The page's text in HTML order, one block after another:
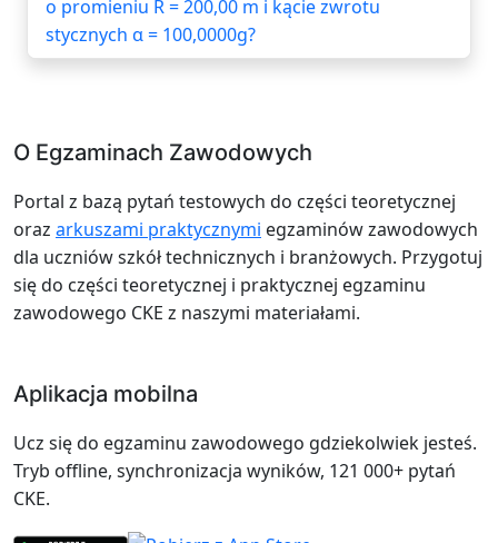
o promieniu R = 200,00 m i kącie zwrotu
stycznych α = 100,0000g?
O Egzaminach Zawodowych
Portal z bazą pytań testowych do części teoretycznej
oraz arkuszami praktycznymi egzaminów zawodowych
dla uczniów szkół technicznych i branżowych. Przygotuj
się do części teoretycznej i praktycznej egzaminu
zawodowego CKE z naszymi materiałami.
Aplikacja mobilna
Ucz się do egzaminu zawodowego gdziekolwiek jesteś.
Tryb offline, synchronizacja wyników, 121 000+ pytań
CKE.